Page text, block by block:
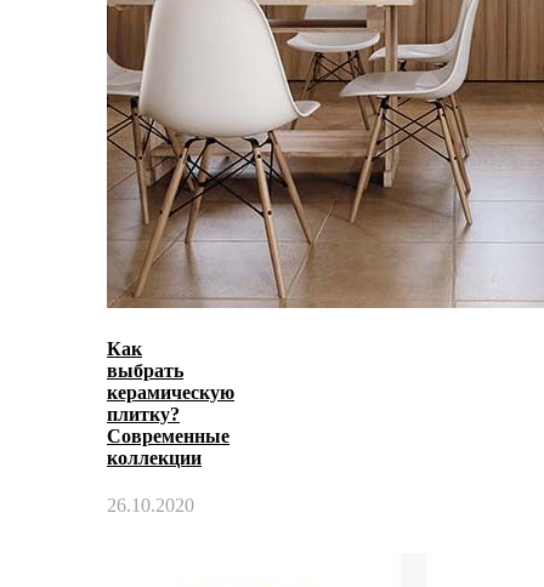
Как
выбрать
керамическую
плитку?
Современные
коллекции
26.10.2020